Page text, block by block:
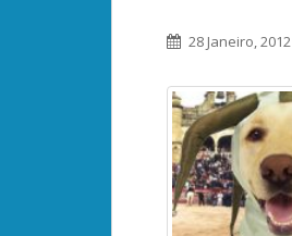
28 Janeiro, 2012